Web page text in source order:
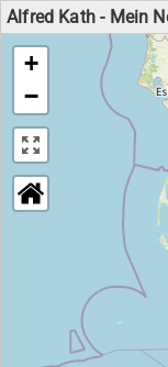
Alfred Kath - Mein
+
−